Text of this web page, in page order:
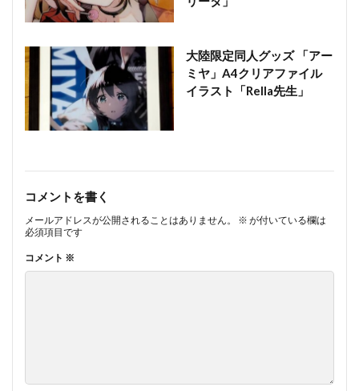
大陸限定同人グッズ 「アー
ミヤ」A4クリアファイル
イラスト「Rella先生」
コメントを書く
メールアドレスが公開されることはありません。 ※ が付いている欄は
必須項目です
コメント ※